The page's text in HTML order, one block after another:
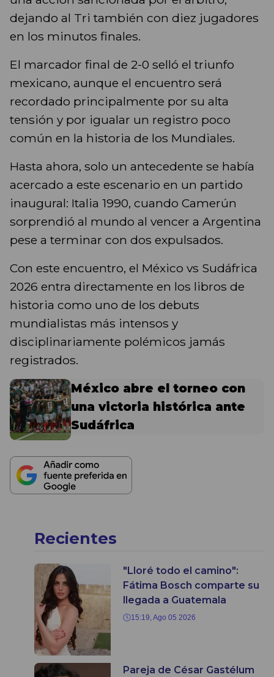
dejando al Tri también con diez jugadores
en los minutos finales.
El marcador final de 2-0 selló el triunfo
mexicano, aunque el encuentro será
recordado principalmente por su alta
tensión y por igualar un registro poco
común en la historia de los Mundiales.
Hasta ahora, solo un antecedente se había
acercado a este escenario en un partido
inaugural: Italia 1990, cuando Camerún
sorprendió al mundo al vencer a Argentina
pese a terminar con dos expulsados.
Con este encuentro, el México vs Sudáfrica
2026 entra directamente en los libros de
historia como uno de los debuts
mundialistas más intensos y
disciplinariamente polémicos jamás
registrados.
México abre el torneo con
una victoria histórica ante
Sudáfrica
Recientes
"Lloré todo el camino":
Fátima Bosch comparte su
llegada a Guatemala
15:19, Ago 05 2026
Pareja de César Gastélum